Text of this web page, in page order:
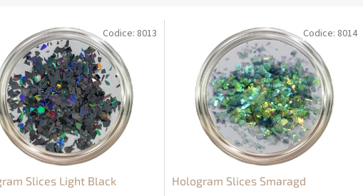
Slices Light Black
Codice: 8013
Hologram Slices Smaragd
Codice: 8014